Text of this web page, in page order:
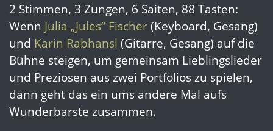
2 Stimmen, 3 Zungen, 6 Saiten, 88 Tasten:
Wenn Julia „Jules“ Fischer(Keyboard, Gesang)
und Karin Rabhansl (Gitarre, Gesang) auf die
Bühne steigen, um gemeinsam Lieblingslieder
und Preziosen aus zwei Portfolios zu spielen,
dann geht das ein ums andere Mal aufs
Wunderbarste zusammen.